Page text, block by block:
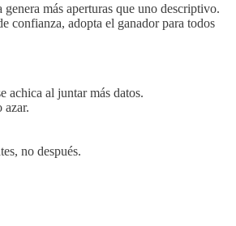
más aperturas que uno descriptivo.
confianza, adopta el ganador para todos
achica al juntar más datos.
azar.
no después.